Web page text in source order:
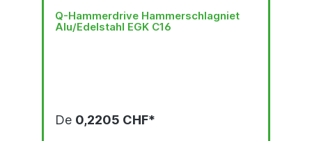
Q-Hammerdrive Hammerschlagniet
Alu/Edelstahl EGK C16
De 0,2205 CHF*